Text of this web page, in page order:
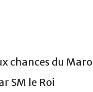
chances du
SM le Roi